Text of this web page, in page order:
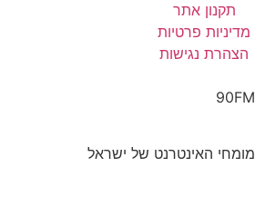
תקנון אתר
מדיניות פרטיות
הצהרת נגישות
מומחי האינטרנט של ישראל